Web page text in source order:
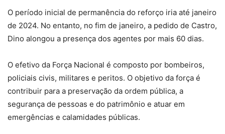
O período inicial de permanência do reforço iria até janeiro
de 2024. No entanto, no fim de janeiro, a pedido de Castro,
Dino alongou a presença dos agentes por mais 60 dias.
O efetivo da Força Nacional é composto por bombeiros,
policiais civis, militares e peritos. O objetivo da força é
contribuir para a preservação da ordem pública, a
segurança de pessoas e do patrimônio e atuar em
emergências e calamidades públicas.